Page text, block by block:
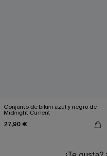
Conjunto de bikini azul y negro de
Midnight Current
27,90 €